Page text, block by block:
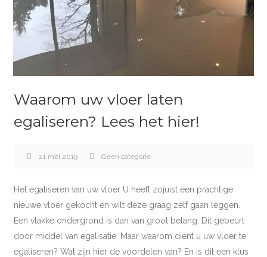
Waarom uw vloer laten
egaliseren? Lees het hier!
21 mei 2019 Geen categorie
Het egaliseren van uw vloer U heeft zojuist een prachtige
nieuwe vloer gekocht en wilt deze graag zelf gaan leggen.
Een vlakke ondergrond is dan van groot belang. Dit gebeurt
door middel van egalisatie. Maar waarom dient u uw vloer te
egaliseren? Wat zijn hier de voordelen van? En is dit een klus